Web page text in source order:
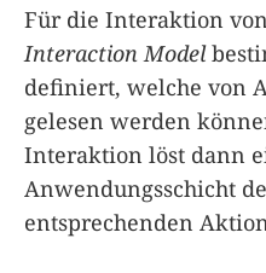
Für die Interaktion
Interaction Model
definiert, welche von
gelesen werden
Interaktion löst dann
Anwendungsschicht
entsprechenden